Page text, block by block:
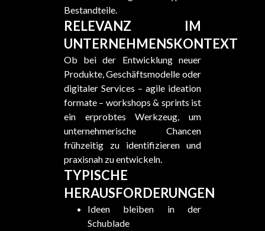
Bestandteile.
RELEVANZ IM
UNTERNEHMENSKONTEXT
Ob bei der Entwicklung neuer
Produkte, Geschäftsmodelle oder
digitaler Services – agile ideation
formate – workshops & sprints ist
ein erprobtes Werkzeug, um
unternehmerische Chancen
frühzeitig zu identifizieren und
praxisnah zu entwickeln.
TYPISCHE
HERAUSFORDERUNGEN
Ideen bleiben in der
Schublade